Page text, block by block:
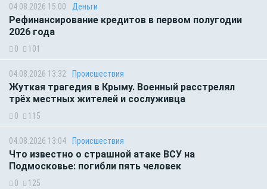
04.08.2026 15:00 Деньги
Рефинансирование кредитов в первом полугодии
2026 года
0 101
04.08.2026 13:32 Происшествия
Жуткая трагедия в Крыму. Военный расстрелял
трёх местных жителей и сослуживца
0 115
04.08.2026 13:04 Происшествия
Что известно о страшной атаке ВСУ на
Подмосковье: погибли пять человек
0 125